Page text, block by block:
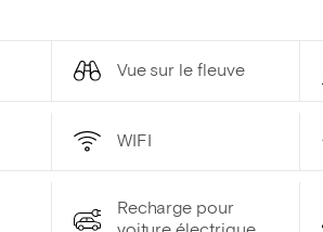
Vue sur le fleuve
WIFI
Recharge pour